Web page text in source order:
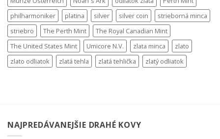
philharmoniker
platina silver silver coin
strieborná minca
striebro
The Perth Mint
The Royal Canadian Mint
The United States Mint
Umicore N.V. zlata minca
zlato
zlato odliatok
zlatá tehla zlatá tehlička zlatý odliatok
NAJPREDÁVANEJŠIE DRAHÉ KOVY